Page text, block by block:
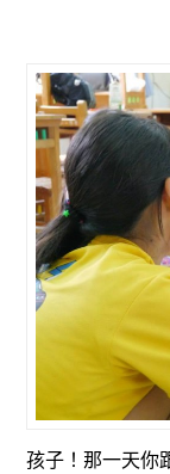
孩子！那一天你